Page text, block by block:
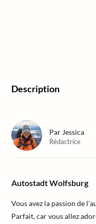
Description
Autostadt Wolfsburg
Vous avez la passion de
Parfait, car vous allez
Par Jessica
Rédactrice